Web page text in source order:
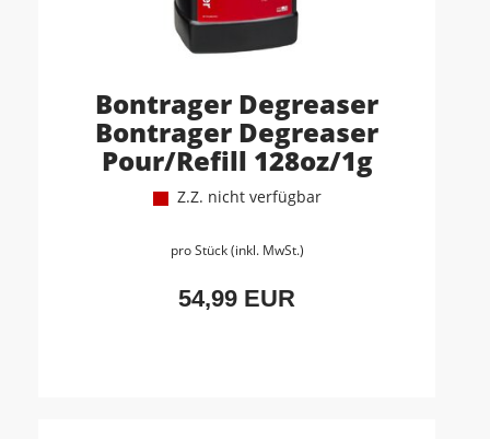
Bontrager Degreaser
Bontrager Degreaser
Pour/Refill 128oz/1g
Z.Z. nicht verfügbar
pro Stück (inkl. MwSt.)
54,99 EUR